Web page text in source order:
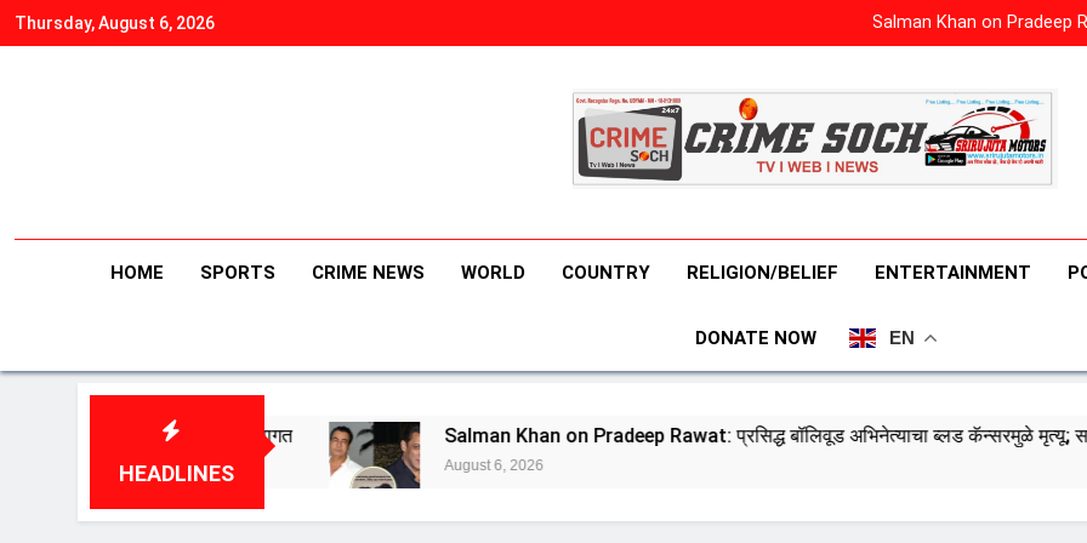
Skip
to
Thursday, August 6, 2026
Salman Khan on Pradeep
रेप केस:
बरी होने के बाद
Salman Khan on Pradeep
रेप केस:
क्या संसद में खत्म
HOME SPORTS CRIME NEWS WORLD COUNTRY RELIGION/BELIEF ENTERTAINMENT
DONATE NOW EN
HEADLINES
Salman Khan on Pradeep Rawat: प्रसिद्ध बॉलिवूड अभिनेत्याचा ब्लड कॅन्सरमुळे मृत्यू; सलमान खानची पोस्ट
August 6, 2026